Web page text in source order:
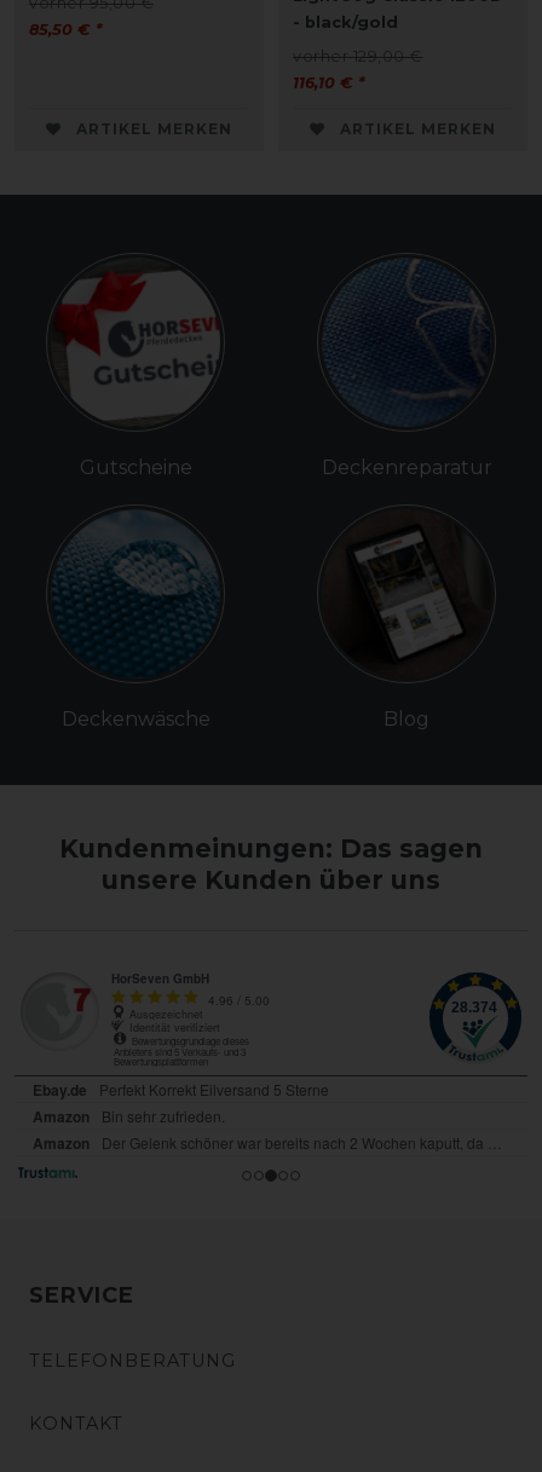
85,50 € *
ARTIKEL MERKEN
- black/gold
vorher 129,00 €
116,10 € *
ARTIKEL MERKEN
Gutscheine
Deckenwäsche
Deckenreparatur
Blog
Kundenmeinungen: Das sagen
unsere Kunden über uns
SERVICE
TELEFONBERATUNG
KONTAKT